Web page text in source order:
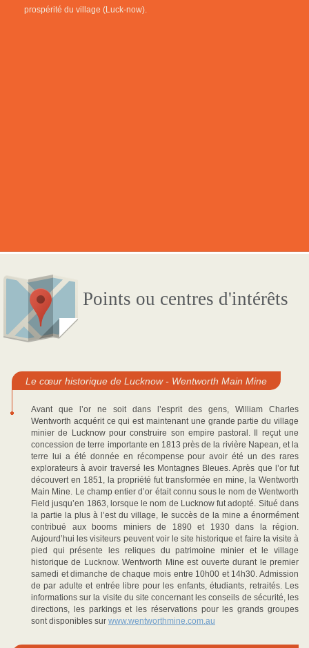
prospérité du village (Luck-now).
Points ou centres d'intérêts
Le cœur historique de Lucknow - Wentworth Main Mine
Avant que l’or ne soit dans l’esprit des gens, William Charles
Wentworth acquérit ce qui est maintenant une grande partie du village
minier de Lucknow pour construire son empire pastoral. Il reçut une
concession de terre importante en 1813 près de la rivière Napean, et la
terre lui a été donnée en récompense pour avoir été un des rares
explorateurs à avoir traversé les Montagnes Bleues. Après que l’or fut
découvert en 1851, la propriété fut transformée en mine, la Wentworth
Main Mine. Le champ entier d’or était connu sous le nom de Wentworth
Field jusqu’en 1863, lorsque le nom de Lucknow fut adopté. Situé dans
la partie la plus à l’est du village, le succès de la mine a énormément
contribué aux booms miniers de 1890 et 1930 dans la région.
Aujourd’hui les visiteurs peuvent voir le site historique et faire la visite à
pied qui présente les reliques du patrimoine minier et le village
historique de Lucknow. Wentworth Mine est ouverte durant le premier
samedi et dimanche de chaque mois entre 10h00 et 14h30. Admission
de par adulte et entrée libre pour les enfants, étudiants, retraités. Les
informations sur la visite du site concernant les conseils de sécurité, les
directions, les parkings et les réservations pour les grands groupes
sont disponibles sur www.wentworthmine.com.au